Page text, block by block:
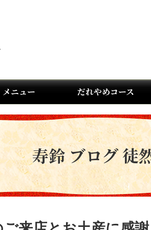
メニュー だれやめコース
寿鈴 ブログ 徒